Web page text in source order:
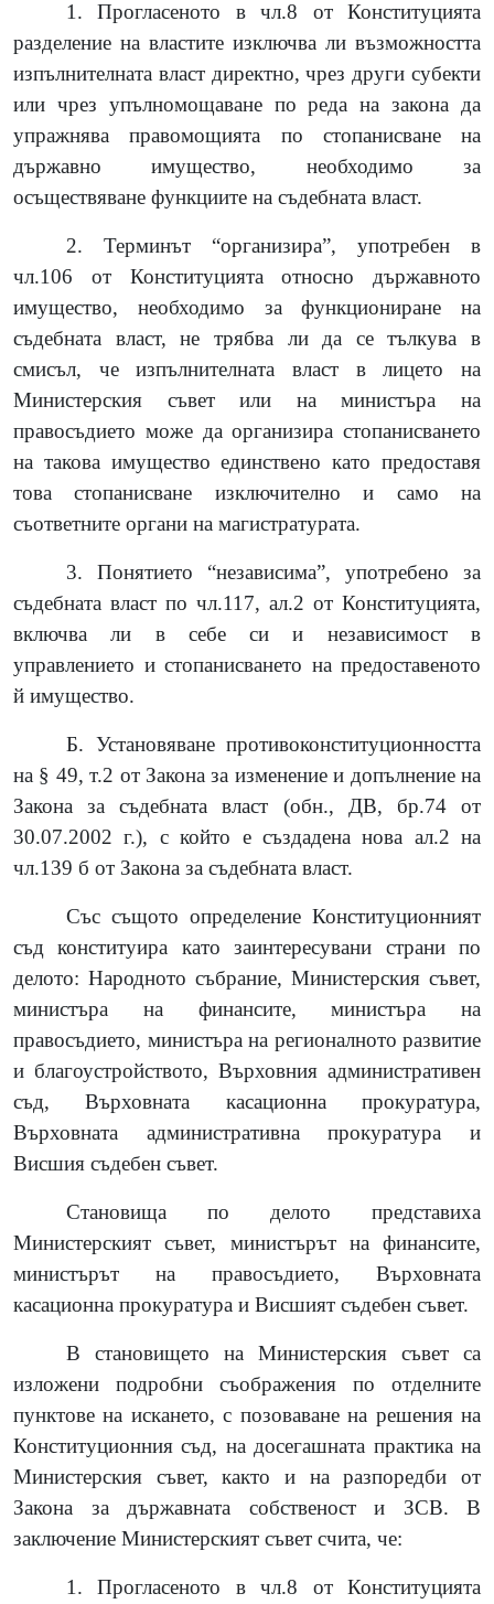
1. Прогласеното в чл.8 от Конституцията
разделение на властите изключва ли възможността
изпълнителната власт директно, чрез други субекти
или чрез упълномощаване по реда на закона да
упражнява правомощията по стопанисване на
държавно имущество, необходимо за
осъществяване функциите на съдебната власт.
2. Терминът “организира”, употребен в
чл.106 от Конституцията относно държавното
имущество, необходимо за функциониране на
съдебната власт, не трябва ли да се тълкува в
смисъл, че изпълнителната власт в лицето на
Министерския съвет или на министъра на
правосъдието може да организира стопанисването
на такова имущество единствено като предоставя
това стопанисване изключително и само на
съответните органи на магистратурата.
3. Понятието “независима”, употребено за
съдебната власт по чл.117, ал.2 от Конституцията,
включва ли в себе си и независимост в
управлението и стопанисването на предоставеното
й имущество.
Б. Установяване противоконституционността
на § 49, т.2 от Закона за изменение и допълнение на
Закона за съдебната власт (обн., ДВ, бр.74 от
30.07.2002 г.), с който е създадена нова ал.2 на
чл.139 б от Закона за съдебната власт.
Със същото определение Конституционният
съд конституира като заинтересувани страни по
делото: Народното събрание, Министерския съвет,
министъра на финансите, министъра на
правосъдието, министъра на регионалното развитие
и благоустройството, Върховния административен
съд, Върховната касационна прокуратура,
Върховната административна прокуратура и
Висшия съдебен съвет.
Становища по делото представиха
Министерският съвет, министърът на финансите,
министърът на правосъдието, Върховната
касационна прокуратура и Висшият съдебен съвет.
В становището на Министерския съвет са
изложени подробни съображения по отделните
пунктове на искането, с позоваване на решения на
Конституционния съд, на досегашната практика на
Министерския съвет, както и на разпоредби от
Закона за държавната собственост и ЗСВ. В
заключение Министерският съвет счита, че:
1. Прогласеното в чл.8 от Конституцията